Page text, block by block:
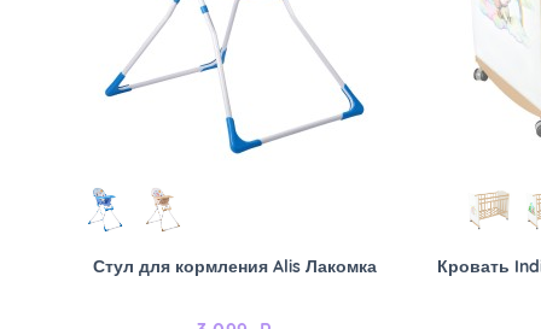
Стул для кормления Alis Лакомка Кровать